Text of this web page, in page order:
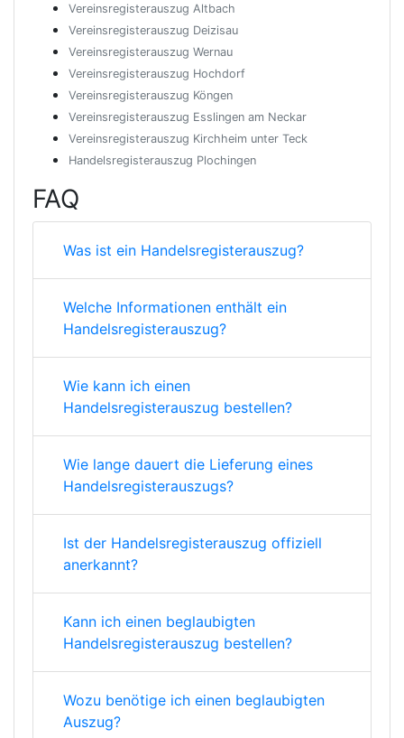
Vereinsregisterauszug Altbach
Vereinsregisterauszug Deizisau
Vereinsregisterauszug Wernau
Vereinsregisterauszug Hochdorf
Vereinsregisterauszug Köngen
Vereinsregisterauszug Esslingen am Neckar
Vereinsregisterauszug Kirchheim unter Teck
Handelsregisterauszug Plochingen
FAQ
Was ist ein Handelsregisterauszug?
Welche Informationen enthält ein
Handelsregisterauszug?
Wie kann ich einen
Handelsregisterauszug bestellen?
Wie lange dauert die Lieferung eines
Handelsregisterauszugs?
Ist der Handelsregisterauszug offiziell
anerkannt?
Kann ich einen beglaubigten
Handelsregisterauszug bestellen?
Wozu benötige ich einen beglaubigten
Auszug?